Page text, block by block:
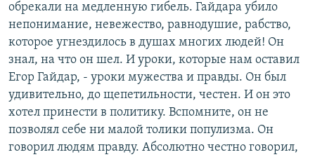
обрекали на медленную гибель. Гайдара убило
непонимание, невежество, равнодушие, рабство,
которое угнездилось в душах многих людей! Он
знал, на что он шел. И уроки, которые нам оставил
Егор Гайдар, - уроки мужества и правды. Он был
удивительно, до щепетильности, честен. И он это
хотел принести в политику. Вспомните, он не
позволял себе ни малой толики популизма. Он
говорил людям правду. Абсолютно честно говорил,